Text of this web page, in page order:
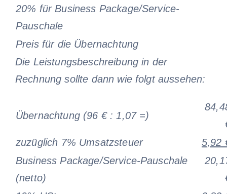
20% für Business Package/Service-
Pauschale
Preis für die Übernachtung
Die Leistungsbeschreibung in der
Rechnung sollte dann wie folgt aussehen:
Übernachtung (96 € : 1,07 =)
zuzüglich 7% Umsatzsteuer
5,92
Business Package/Service-Pauschale
(netto)